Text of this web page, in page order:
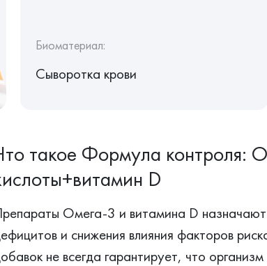
Биоматериал:
Сыворотка крови
такое Формула контроля:
D
Омега-3 и витамина D
и снижения влияния факторов
не всегда гарантирует, что